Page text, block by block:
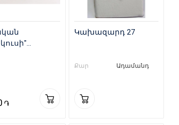
֏
Կախազարդ 27
Քար Ադամանդ